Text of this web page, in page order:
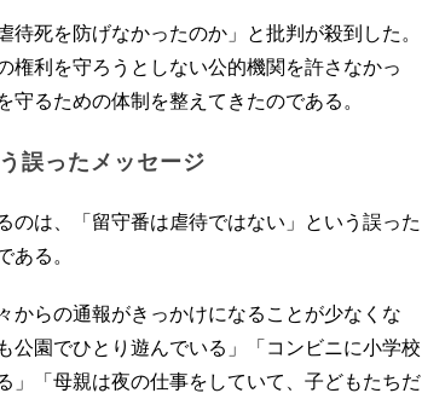
死を防げなかったのか」と批判が殺到した。
権利を守ろうとしない公的機関を許さなかっ
るための体制を整えてきたのである。
誤ったメッセージ
は、「留守番は虐待ではない」という誤った
ある。
らの通報がきっかけになることが少なくな
公園でひとり遊んでいる」「コンビニに小学校
」「母親は夜の仕事をしていて、子どもたちだ